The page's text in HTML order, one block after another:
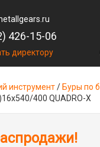
426-15-06
директору
инструмент/ Буры по
400 QUADRO-X